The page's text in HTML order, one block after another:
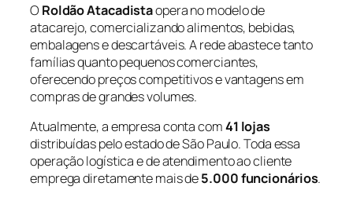
O Roldão Atacadistaopera no modelo de
atacarejo, comercializando alimentos, bebidas,
embalagens e descartáveis. A rede abastece tanto
famílias quanto pequenos comerciantes,
oferecendo preços competitivos e vantagens em
compras de grandes volumes.
Atualmente, a empresa conta com41 lojas
distribuídas pelo estado de São Paulo. Toda essa
operação logística e de atendimento ao cliente
emprega diretamente mais de5.000 funcionários.